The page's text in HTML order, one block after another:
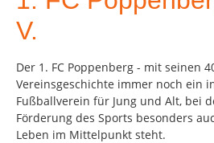
V.
Der 1. FC Poppenberg - mit seinen
Vereinsgeschichte immer noch ein
Fußballverein für Jung und Alt, bei
Förderung des Sports besonders
Leben im Mittelpunkt steht.